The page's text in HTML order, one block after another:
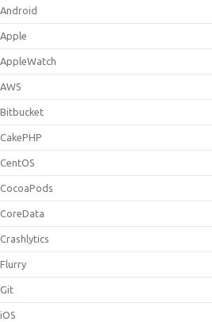
Android
Apple
AppleWatch
AWS
Bitbucket
CakePHP
CentOS
CocoaPods
CoreData
Crashlytics
Flurry
Git
iOS